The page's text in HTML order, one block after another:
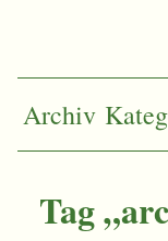
Archiv
Tag